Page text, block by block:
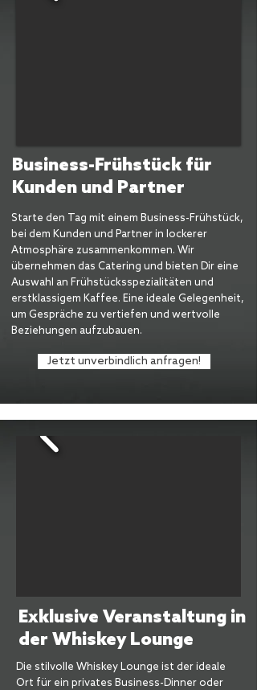
Business-Frühstück für
Kunden und Partner
Starte den Tag mit einem Business-Frühstück,
bei dem Kunden und Partner in lockerer
Atmosphäre zusammenkommen. Wir
übernehmen das Catering und bieten Dir eine
Auswahl an Frühstücksspezialitäten und
erstklassigem Kaffee. Eine ideale Gelegenheit,
um Gespräche zu vertiefen und wertvolle
Beziehungen aufzubauen.
Jetzt unverbindlich anfragen!
Exklusive Veranstaltung in
der Whiskey Lounge
Die stilvolle Whiskey Lounge ist der ideale
Ort für ein privates Business-Dinner oder